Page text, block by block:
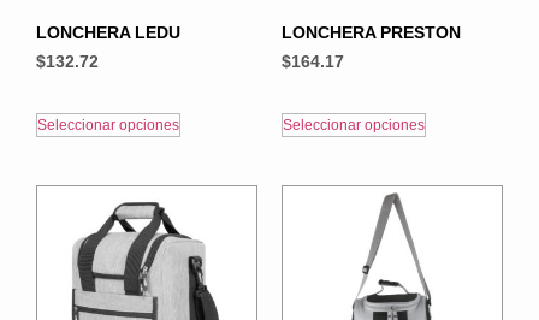
LONCHERA LEDU
$132.72
Seleccionar opciones
LONCHERA PRESTON
$164.17
Seleccionar opciones